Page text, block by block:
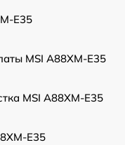
E35
MSI A88XM-E35
MSI A88XM-E35
E35